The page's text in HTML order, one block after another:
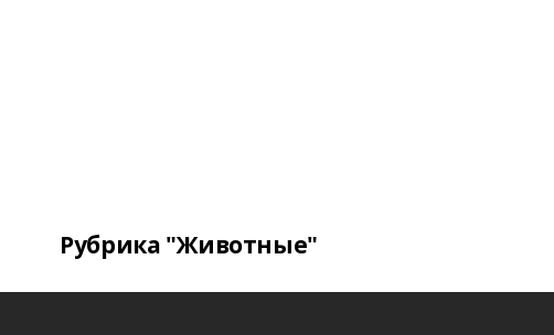
Рубрика "Животные"